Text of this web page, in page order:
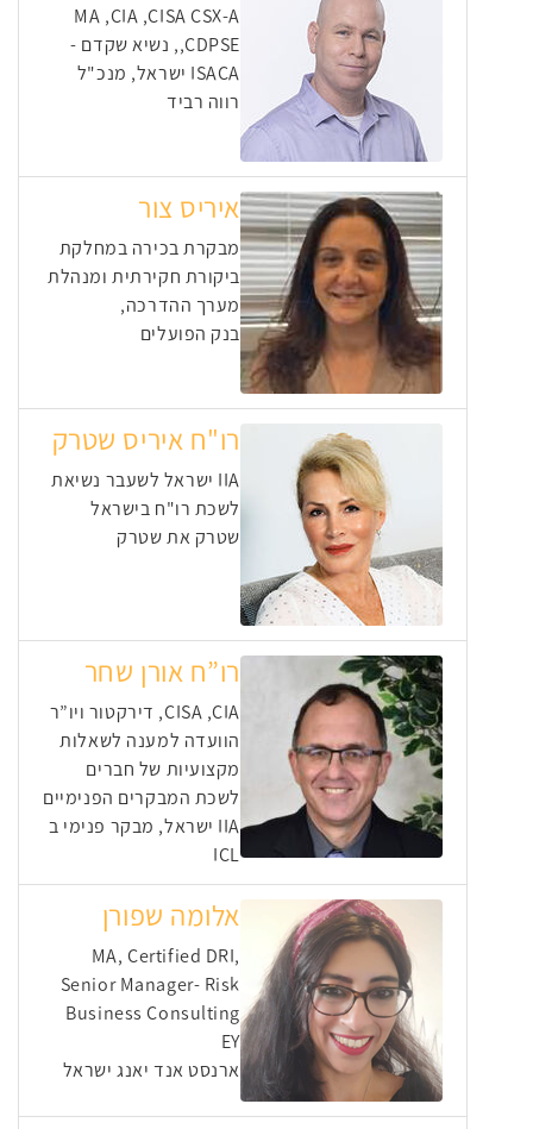
MA ,CIA ,CISA CSX-A
,CDPSE, נשיא שקדם -
ISACA ישראל, מנכ"ל
רווה רביד
איריס צור
מבקרת בכירה במחלקת
ביקורת חקירתית ומנהלת
מערך ההדרכה,
בנק הפועלים
רו"ח איריס שטרק
IIA ישראל לשעבר נשיאת
לשכת רו"ח בישראל
שטרק את שטרק
רו”ח אורן שחר
CISA ,CIA, דירקטור ויו”ר
הוועדה למענה לשאלות
מקצועיות של חברים
לשכת המבקרים הפנימיים
IIA ישראל, מבקר פנימי ב
ICL
אלומה שפורן
MA, Certified DRI,
Senior Manager- Risk
Business Consulting
EY
ארנסט אנד יאנג ישראל